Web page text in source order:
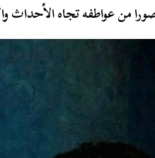
من عواطفه تجاه الأحداث